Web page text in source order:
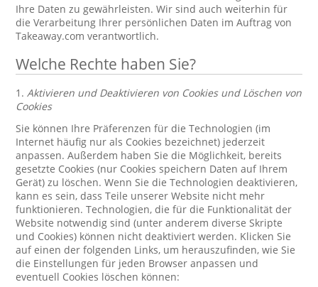
Ihre Daten zu gewährleisten. Wir sind auch weiterhin für
die Verarbeitung Ihrer persönlichen Daten im Auftrag von
Takeaway.com verantwortlich.
Welche Rechte haben Sie?
1.Aktivieren und Deaktivieren von Cookies und Löschen von
Cookies
Sie können Ihre Präferenzen für die Technologien (im
Internet häufig nur als Cookies bezeichnet) jederzeit
anpassen. Außerdem haben Sie die Möglichkeit, bereits
gesetzte Cookies (nur Cookies speichern Daten auf Ihrem
Gerät) zu löschen. Wenn Sie die Technologien deaktivieren,
kann es sein, dass Teile unserer Website nicht mehr
funktionieren. Technologien, die für die Funktionalität der
Website notwendig sind (unter anderem diverse Skripte
und Cookies) können nicht deaktiviert werden. Klicken Sie
auf einen der folgenden Links, um herauszufinden, wie Sie
die Einstellungen für jeden Browser anpassen und
eventuell Cookies löschen können: